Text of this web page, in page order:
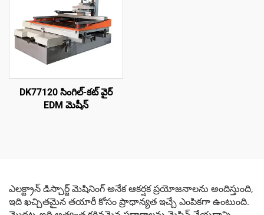
DK77120 సింగిల్-కట్ వైర్
EDM మెషీన్
ఎలక్ట్రాన్ డిస్చార్జ్ మెషినింగ్ అనేక ఆకర్షక ప్రయోజనాలను అందిస్తుంది,
ఇది ఖచ్చితమైన తయారీ కోసం ప్రాధాన్యత ఇచ్చే ఎంపికగా ఉంటుంది.